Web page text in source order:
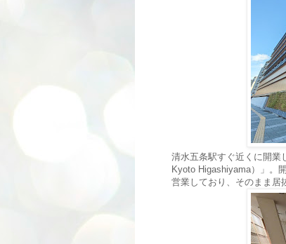
清水五条駅すぐ近くに開業
Kyoto Higashiyama）」。
営業しており、そのまま居